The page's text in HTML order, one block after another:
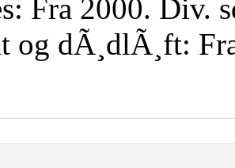
Fra 2000. Div.
og dÃ¸dlÃ¸ft: